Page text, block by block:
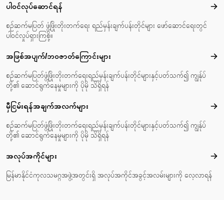
ပါဝင်လုပ်ဆောင်ရန် ပါ
စဉ်ဆက်မပြတ် ဖွံ့ဖြိုးတိုးတက်ရေး ရည်မှန်းချက်ပန်းတိုင်များ ဖော်ဆောင်ရေးတွင်
ပါဝင်လှုပ်ရှားကြစို့။
အဖြစ်အပျက်/ဘဝဇာတ်‌ကြောင်းများ အဖ
စဉ်ဆက်မပြတ်ဖွံ့ဖြိုးတိုးတက်ရေးရည်မှန်းချက်ပန်းတိုင်များနှင့်ပတ်သက်၍ ကျွန်ုပ်
တို့၏ ဆောင်ရွက်နေမှုများကို ပိုမို သိရှိရန်
မှီငြမ်းရန်အချက်အလက်များ မှီင
စဉ်ဆက်မပြတ်ဖွံ့ဖြိုးတိုးတက်ရေးရည်မှန်းချက်ပန်းတိုင်များနှင့်ပတ်သက်၍ ကျွန်ုပ်
တို့၏ ဆောင်ရွက်နေမှုများကို ပိုမို သိရှိရန်
အလုပ်အကိုင်များ အလု
မြန်မာနိုင်ငံကုလသမဂ္ဂအဖွဲ့အတွင်းရှိ အလုပ်အကိုင်အခွင့်အလမ်းများကို လေ့လာရန်